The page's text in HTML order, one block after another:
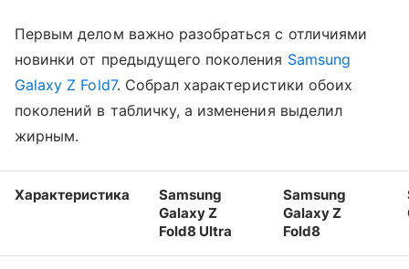
Первым делом важно разобраться с отличиями
новинки от предыдущего поколения Samsung
Galaxy Z Fold7. Собрал характеристики обоих
поколений в табличку, а изменения выделил
жирным.
Характеристика
Samsung
Galaxy Z
Fold8 Ultra
Samsung
Galaxy Z
Fold8